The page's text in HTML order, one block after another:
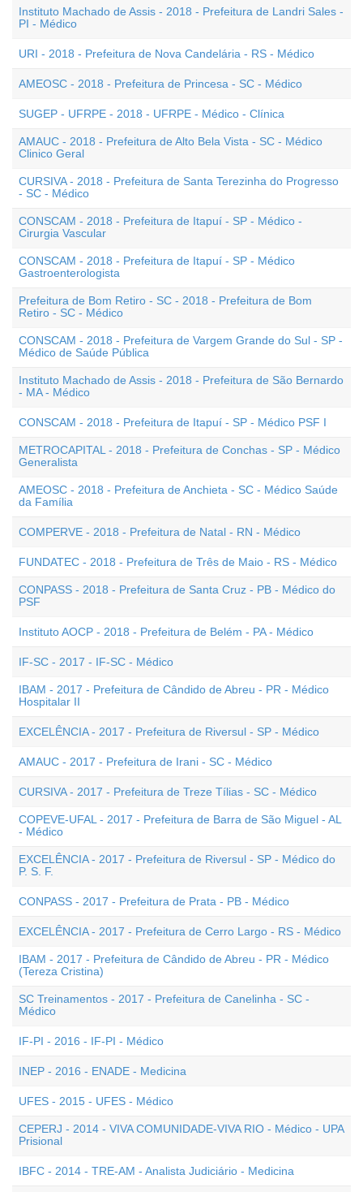
Instituto Machado de Assis - 2018 - Prefeitura de Landri Sales -
PI - Médico
URI - 2018 - Prefeitura de Nova Candelária - RS - Médico
AMEOSC - 2018 - Prefeitura de Princesa - SC - Médico
SUGEP - UFRPE - 2018 - UFRPE - Médico - Clínica
AMAUC - 2018 - Prefeitura de Alto Bela Vista - SC - Médico
Clinico Geral
CURSIVA - 2018 - Prefeitura de Santa Terezinha do Progresso
- SC - Médico
CONSCAM - 2018 - Prefeitura de Itapuí - SP - Médico -
Cirurgia Vascular
CONSCAM - 2018 - Prefeitura de Itapuí - SP - Médico
Gastroenterologista
Prefeitura de Bom Retiro - SC - 2018 - Prefeitura de Bom
Retiro - SC - Médico
CONSCAM - 2018 - Prefeitura de Vargem Grande do Sul - SP -
Médico de Saúde Pública
Instituto Machado de Assis - 2018 - Prefeitura de São Bernardo
- MA - Médico
CONSCAM - 2018 - Prefeitura de Itapuí - SP - Médico PSF I
METROCAPITAL - 2018 - Prefeitura de Conchas - SP - Médico
Generalista
AMEOSC - 2018 - Prefeitura de Anchieta - SC - Médico Saúde
da Família
COMPERVE - 2018 - Prefeitura de Natal - RN - Médico
FUNDATEC - 2018 - Prefeitura de Três de Maio - RS - Médico
CONPASS - 2018 - Prefeitura de Santa Cruz - PB - Médico do
PSF
Instituto AOCP - 2018 - Prefeitura de Belém - PA - Médico
IF-SC - 2017 - IF-SC - Médico
IBAM - 2017 - Prefeitura de Cândido de Abreu - PR - Médico
Hospitalar II
EXCELÊNCIA - 2017 - Prefeitura de Riversul - SP - Médico
AMAUC - 2017 - Prefeitura de Irani - SC - Médico
CURSIVA - 2017 - Prefeitura de Treze Tílias - SC - Médico
COPEVE-UFAL - 2017 - Prefeitura de Barra de São Miguel - AL
- Médico
EXCELÊNCIA - 2017 - Prefeitura de Riversul - SP - Médico do
P. S. F.
CONPASS - 2017 - Prefeitura de Prata - PB - Médico
EXCELÊNCIA - 2017 - Prefeitura de Cerro Largo - RS - Médico
IBAM - 2017 - Prefeitura de Cândido de Abreu - PR - Médico
(Tereza Cristina)
SC Treinamentos - 2017 - Prefeitura de Canelinha - SC -
Médico
IF-PI - 2016 - IF-PI - Médico
INEP - 2016 - ENADE - Medicina
UFES - 2015 - UFES - Médico
CEPERJ - 2014 - VIVA COMUNIDADE-VIVA RIO - Médico - UPA
Prisional
IBFC - 2014 - TRE-AM - Analista Judiciário - Medicina